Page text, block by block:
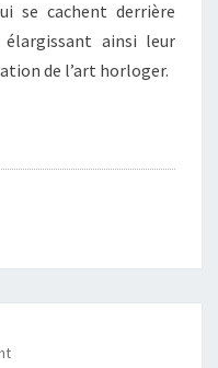
se cachent derrière
ainsi leur
de l’art horloger.